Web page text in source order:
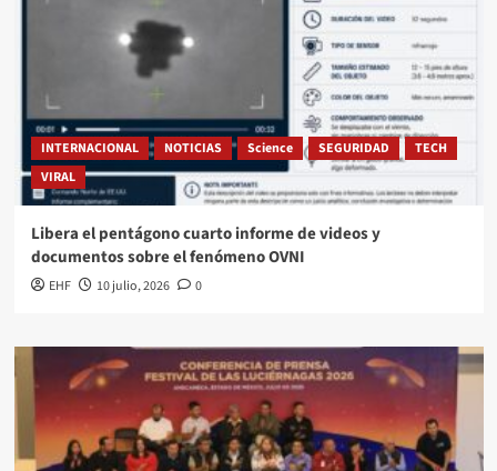
INTERNACIONAL NOTICIAS Science SEGURIDAD
TECH
VIRAL
Libera el pentágono cuarto informe de videos y
documentos sobre el fenómeno OVNI
EHF 10 julio, 2026 0